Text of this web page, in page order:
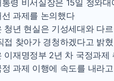
령 비서실장은 15일 청와
과제를 논의했다
청년 현실은 기성세대와 다
접 찾아가 경청하겠다고 밝
이재명정부 2년 차 국정과
과제 이행에 속도를 내라